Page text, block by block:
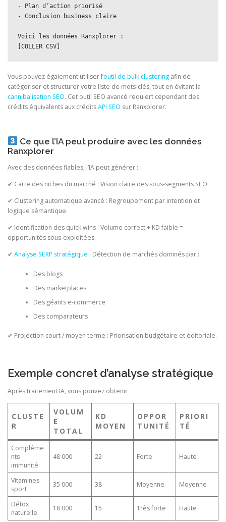
- Plan d’action priorisé
- Conclusion business claire
Voici les données Ranxplorer :
[COLLER CSV]
Vous pouvez également utiliser l’outil de bulk clustering afin de
catégoriser et structurer votre liste de mots-clés, tout en évitant la
cannibalisation SEO. Cet outil SEO avancé requiert cependant des
crédits équivalents aux créditsAPI SEO sur Ranxplorer.
Ce que l’IA peut produire avec les données
Ranxplorer
Avec des données fiables, l’IA peut générer :
✔ Carte des niches du marché : Vision claire des sous-segments SEO.
✔ Clustering automatique avancé : Regroupement par intention et
logique sémantique.
✔ Identification des quick wins : Volume correct + KD faible =
opportunités sous-exploitées.
✔ Analyse SERP stratégique : Détection de marchés dominés par :
Des blogs
Des marketplaces
Des géants e-commerce
Des comparateurs
✔ Projection court / moyen terme : Priorisation budgétaire et éditoriale.
Exemple concret d’analyse stratégique
Après traitement IA, vous pouvez obtenir :
CLUSTE
R
VOLUM
E
TOTAL
KD
MOYEN
OPPOR
TUNITÉ
PRIORI
TÉ
Compléme
nts
immunité
48 000 22 Forte Haute
Vitamines
sport
35 000 38 Moyenne Moyenne
Détox
naturelle
18 000 15 Très forte Haute